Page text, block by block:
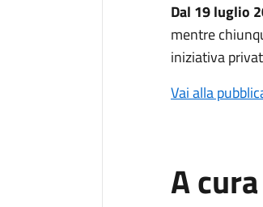
Dal 19 luglio
mentre
iniziativa
Vai alla
A